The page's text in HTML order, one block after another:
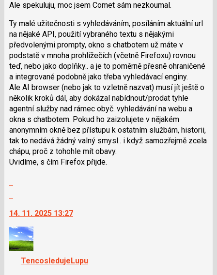
Ale spekuluju, moc jsem Comet sám nezkoumal.
Ty malé užitečnosti s vyhledáváním, posíláním aktuální url
na nějaké API, použití vybraného textu s nějakými
předvolenými prompty, okno s chatbotem už máte v
podstatě v mnoha prohlížečích (včetně Firefoxu) rovnou
teď, nebo jako doplňky.. a je to poměrně přesně ohraničené
a integrované podobně jako třeba vyhledávací enginy.
Ale AI browser (nebo jak to vzletně nazvat) musí jít ještě o
několik kroků dál, aby dokázal nabídnout/prodat tyhle
agentní služby nad rámec obyč. vyhledávání na webu a
okna s chatbotem. Pokud ho zaizolujete v nějakém
anonymním okně bez přístupu k ostatním službám, historii,
tak to nedává žádný valný smysl.. i když samozřejmě zcela
chápu, proč z tohohle mít obavy.
Uvidíme, s čím Firefox přijde.
další
nový
názor.
K
navigaci
lze
14. 11. 2025 13:27
TencosledujeLupu